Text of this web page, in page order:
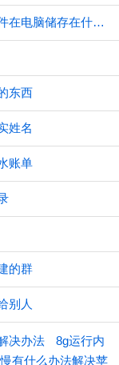
微信文件在电脑储存在什么位置在哪微信文件在电脑储存在什么位置
东西
姓名
账单
的群
别人
决办法
8g运行内
有什么办法解决苹